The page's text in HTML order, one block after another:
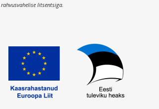
rahvusvahelise litsentsiga.